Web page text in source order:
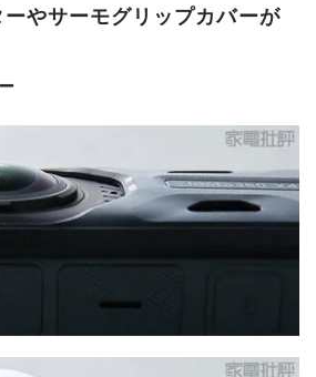
やサーモグリップカバーが